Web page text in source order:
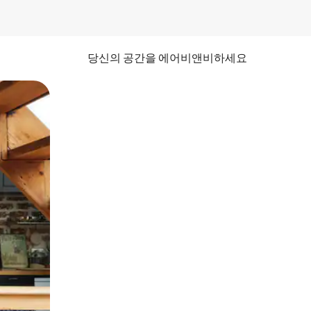
당신의 공간을 에어비앤비하세요